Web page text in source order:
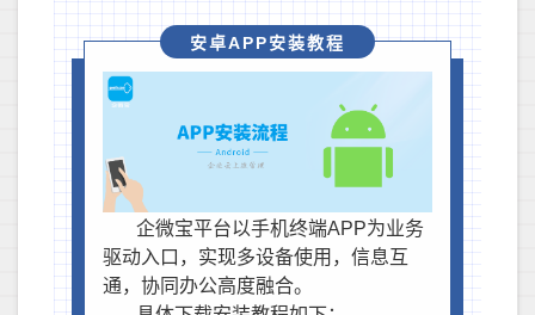
安卓APP安装教程
企微宝平台以手机终端APP为业务
驱动入口，实现多设备使用，信息互
通，协同办公高度融合。